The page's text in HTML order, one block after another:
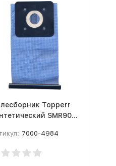
Topperr
SMR90
7000-4984